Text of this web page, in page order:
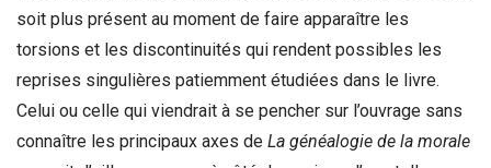
soit plus présent au moment de faire apparaître les
torsions et les discontinuités qui rendent possibles les
reprises singulières patiemment étudiées dans le livre.
Celui ou celle qui viendrait à se pencher sur l’ouvrage sans
connaître les principaux axes de La généalogie de la morale